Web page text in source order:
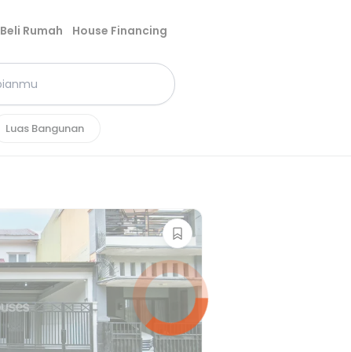
Beli Rumah House Financing
Luas Bangunan